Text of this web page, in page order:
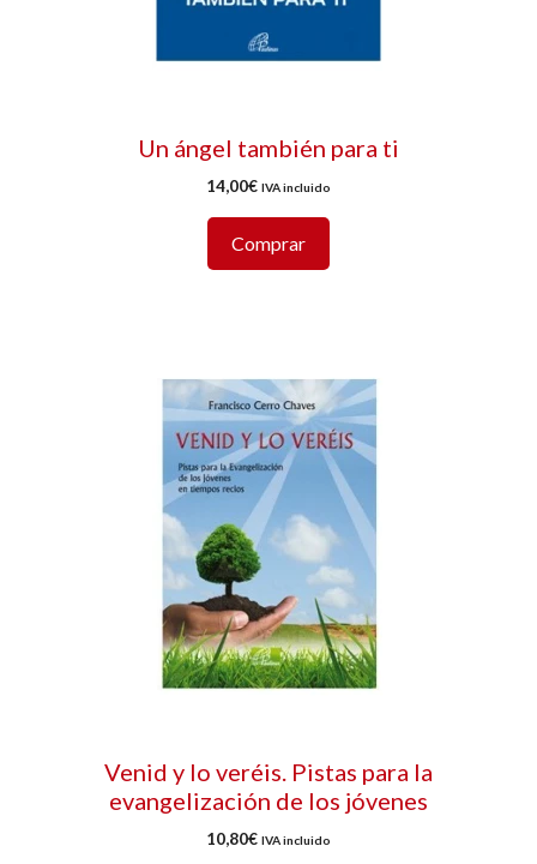
Un ángel también para ti
14,00€ IVA incluido
Comprar
Venid y lo veréis. Pistas para la
evangelización de los jóvenes
10,80€ IVA incluido